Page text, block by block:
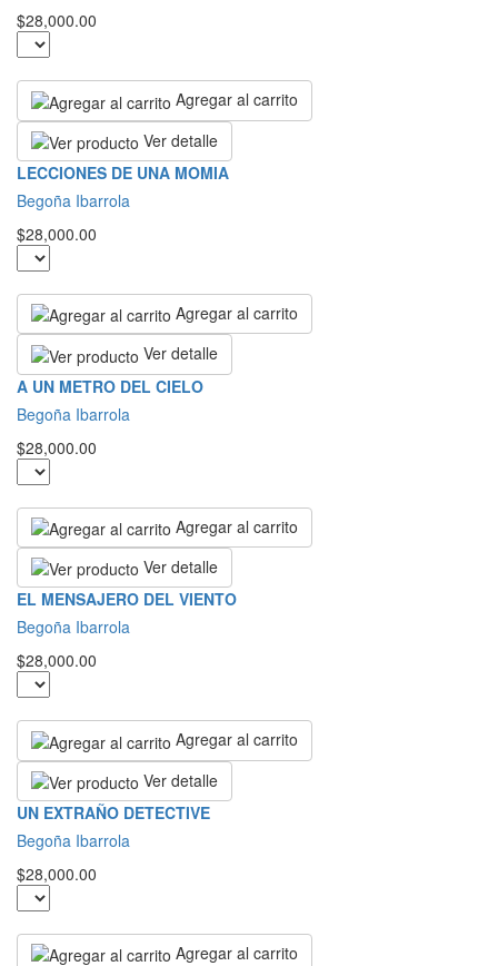
$28,000.00
Agregar al carrito
Ver detalle
LECCIONES DE UNA MOMIA
Begoña Ibarrola
$28,000.00
Agregar al carrito
Ver detalle
A UN METRO DEL CIELO
Begoña Ibarrola
$28,000.00
Agregar al carrito
Ver detalle
EL MENSAJERO DEL VIENTO
Begoña Ibarrola
$28,000.00
Agregar al carrito
Ver detalle
UN EXTRAÑO DETECTIVE
Begoña Ibarrola
$28,000.00
Agregar al carrito